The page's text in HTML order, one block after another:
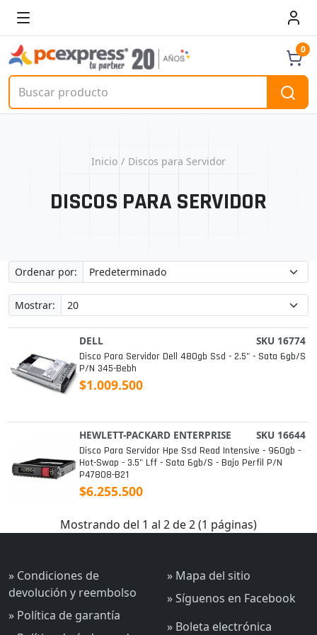
0
Inicio Discos para Servidor
DISCOS PARA SERVIDOR
Ordenar por:
Mostrar:
DELL SKU 16774
Disco Para Servidor Dell 480gb Ssd - 2.5" - Sata 6gb/s
P/n 345-Bebh
$1.009.500
HEWLETT-PACKARD ENTERPRISE SKU 16644
Disco Para Servidor Hpe Ssd Read Intensive - 960gb -
Hot-Swap - 3.5" Lff - Sata 6gb/s - Bajo Perfil P/n
P47808-B21
$6.255.500
Mostrando del 1 al 2 de 2 (1 páginas)
» Condiciones de
devolución y reembolso
» Política de garantía
» Mapa del sitio
» Síguenos en Facebook
» Boleta electrónica